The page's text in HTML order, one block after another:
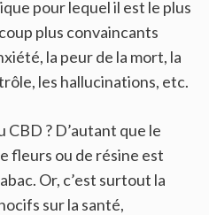
pour lequel il est le plus
plus convaincants
la peur de la mort, la
les hallucinations, etc.
CBD ? D’autant que le
fleurs ou de résine est
Or, c’est surtout la
sur la santé,